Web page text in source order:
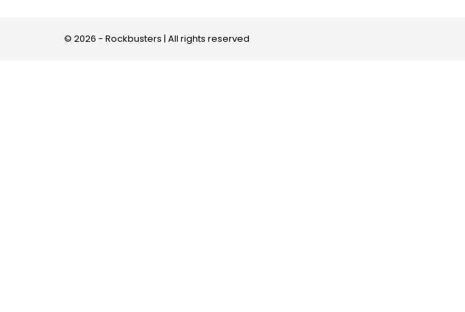
© 2026 - Rockbusters | All rights reserved